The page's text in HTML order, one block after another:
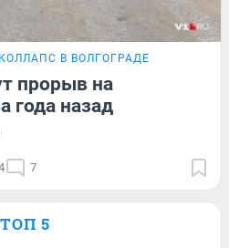
В ВОЛГОГРАДЕ
прорыв на
года назад
7
ТОП 5